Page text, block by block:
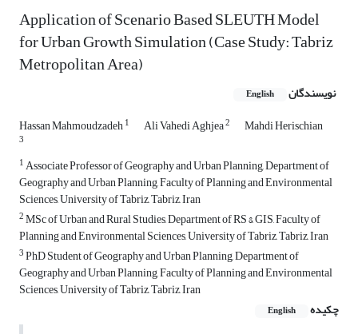
Application of Scenario Based SLEUTH Model
for Urban Growth Simulation (Case Study: Tabriz
Metropolitan Area)
نویسندگان English
Hassan Mahmoudzadeh1 Ali Vahedi Aghjea2 Mahdi Herischian
3
1Associate Professor of Geography and Urban Planning, Department of
Geography and Urban Planning, Faculty of Planning and Environmental
Sciences, University of Tabriz, Tabriz, Iran
2MSc of Urban and Rural Studies, Department of RS & GIS, Faculty of
Planning and Environmental Sciences, University of Tabriz, Tabriz, Iran
3PhD Student of Geography and Urban Planning, Department of
Geography and Urban Planning, Faculty of Planning and Environmental
Sciences, University of Tabriz, Tabriz, Iran
چکیده
English